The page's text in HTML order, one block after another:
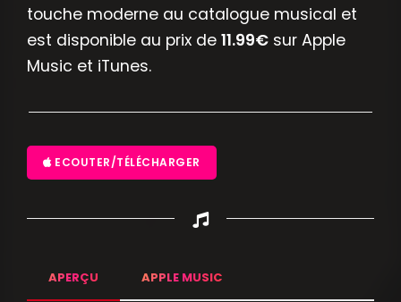
touche moderne au catalogue musical et
est disponible au prix de 11.99€ sur Apple
Music et iTunes.
ECOUTER/TÉLÉCHARGER
APERÇU APPLE MUSIC